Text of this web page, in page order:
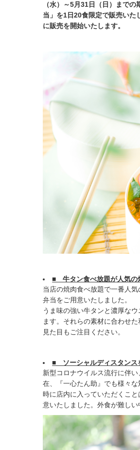
（水）～5月31日（日）まで
当」を1日20食限定で販売いた
に販売を開始いたします。
■ 牛タン食べ放題が人気の
当店の焼肉食べ放題で一番人
弁当をご用意いたしました。
うま味の強い牛タンと濃厚な
ます。それらの素材に合わせ
見た目もご注目ください。
■ ソーシャルディスタンス
新型コロナウイルス流行に伴
在、『一心たん助』でも様々
時に店内に入っていただくこ
意いたしました。外食が難し